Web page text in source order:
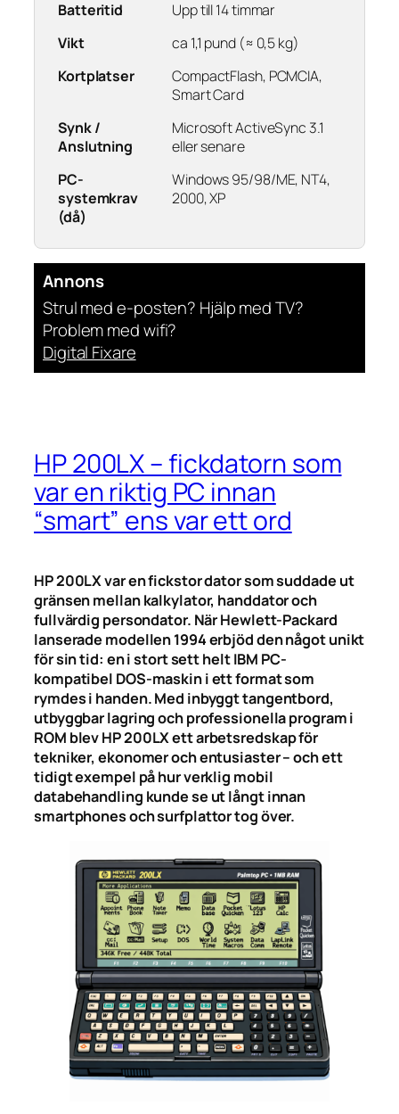
Batteritid
Upp till 14 timmar
Vikt
ca 1,1 pund (≈ 0,5 kg)
Kortplatser
CompactFlash, PCMCIA,
Smart Card
Synk /
Anslutning
Microsoft ActiveSync 3.1
eller senare
PC-
systemkrav
(då)
Windows 95/98/ME, NT4,
2000, XP
Annons
Strul med e-posten? Hjälp med TV?
Problem med wifi?
Digital Fixare
HP 200LX – fickdatorn som
var en riktig PC innan
“smart” ens var ett ord
HP 200LX var en fickstor dator som suddade ut
gränsen mellan kalkylator, handdator och
fullvärdig persondator. När Hewlett-Packard
lanserade modellen 1994 erbjöd den något unikt
för sin tid: en i stort sett helt IBM PC-
kompatibel DOS-maskin i ett format som
rymdes i handen. Med inbyggt tangentbord,
utbyggbar lagring och professionella program i
ROM blev HP 200LX ett arbetsredskap för
tekniker, ekonomer och entusiaster – och ett
tidigt exempel på hur verklig mobil
databehandling kunde se ut långt innan
smartphones och surfplattor tog över.